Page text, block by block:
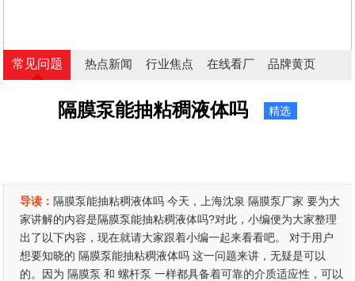
常见问题 热点新闻 行业焦点 在线看厂 品牌黄页
隔膜泵能抽粘稠液体吗 精选
导读： 隔膜泵能抽粘稠液体吗 今天，上海沈泉 隔膜泵厂家 要为大
家讲解的内容是隔膜泵能抽粘稠液体吗?对此，小编便为大家整理
出了以下内容，现在就请大家跟着小编一起来看看吧。 对于用户
想要知晓的 隔膜泵能抽粘稠液体吗 这一问题来讲，无疑是可以
的。因为 隔膜泵 和 螺杆泵 一样都具备着可靠的介质适应性，可以